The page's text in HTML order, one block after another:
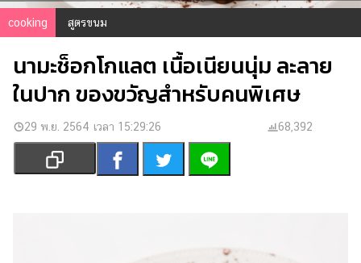
ตรวจ
หวย
ผล
บอล
สด
การ
เงิน
การ
cooking สูตรขนม
นามะช็อกโกแลต เนื้อเนียนนุ่ม ละลาย
ในปาก ของขวัญสำหรับคนพิเศษ
29 พ.ย. 2564 เวลา 15:29:26 68,392